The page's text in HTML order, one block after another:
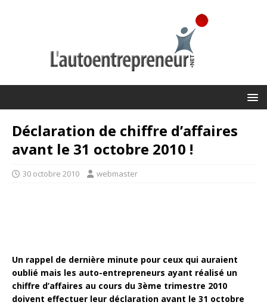
Déclaration de chiffre d’affaires
avant le 31 octobre 2010 !
30 octobre 2010 webmaster
Un rappel de dernière minute pour ceux qui auraient
oublié mais les auto-entrepreneurs ayant réalisé un
chiffre d’affaires au cours du 3ème trimestre 2010
doivent effectuer leur déclaration avant le 31 octobre